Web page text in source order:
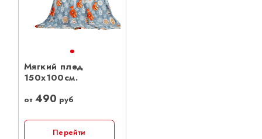
Мягкий плед
150х100см.
от 490 руб
Перейти